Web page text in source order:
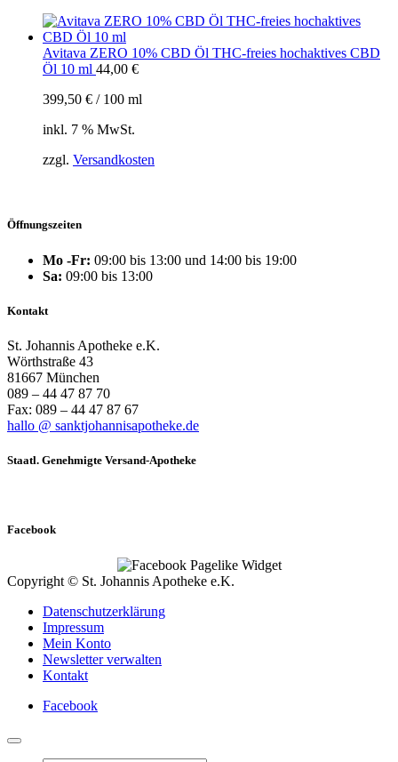
Avitava ZERO 10% CBD Öl THC-freies hochaktives CBD
Öl 10 ml 44,00 €
399,50 € / 100 ml
inkl. 7 % MwSt.
zzgl. Versandkosten
Öffnungszeiten
Mo -Fr: 09:00 bis 13:00 und 14:00 bis 19:00
Sa: 09:00 bis 13:00
Kontakt
St. Johannis Apotheke e.K.
Wörthstraße 43
81667 München
089 – 44 47 87 70
Fax: 089 – 44 47 87 67
hallo @ sanktjohannisapotheke.de
Staatl. Genehmigte Versand-Apotheke
Facebook
Copyright © St. Johannis Apotheke e.K.
Datenschutzerklärung
Impressum
Mein Konto
Newsletter verwalten
Kontakt
Facebook